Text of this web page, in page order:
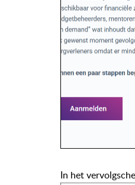
In het